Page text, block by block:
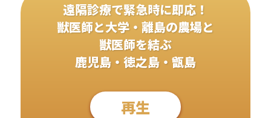
遠隔診療で緊急時に即応！
獣医師と大学・離島の農場と
獣医師を結ぶ
鹿児島・徳之島・甑島
再生